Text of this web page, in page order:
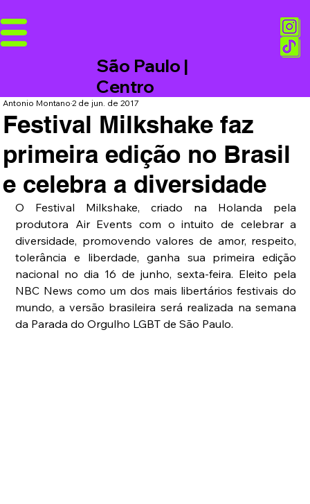
São Paulo |
Centro
Festival Milkshake faz
primeira edição no Brasil
e celebra a diversidade
Antonio Montano2 de jun. de 2017
O Festival Milkshake, criado na Holanda pela
produtora Air Events com o intuito de celebrar a
diversidade, promovendo valores de amor, respeito,
tolerância e liberdade, ganha sua primeira edição
nacional no dia 16 de junho, sexta-feira. Eleito pela
NBC News como um dos mais libertários festivais do
mundo, a versão brasileira será realizada na semana
da Parada do Orgulho LGBT de São Paulo.